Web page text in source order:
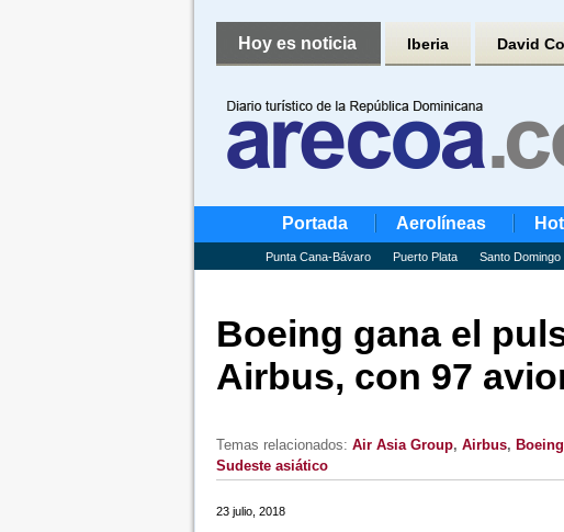
Hoy es noticia Iberia David
Portada Aerolíneas
Punta Cana-Bávaro Puerto Plata Santo Domingo
Boeing gana el
Airbus, con 97
Temas relacionados: Air Asia Group, Airbus, Boeing
Sudeste asiático
23 julio, 2018